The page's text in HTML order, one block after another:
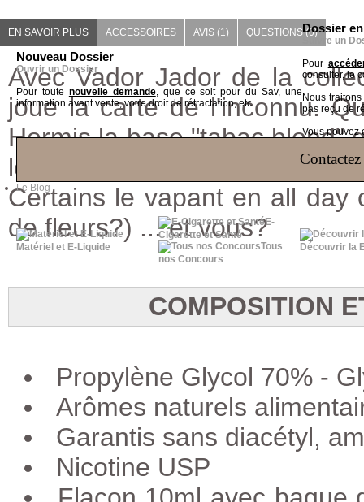
Nouveau Dossier
Ouvrir un Dossier
Pour toute nouvelle demande, que ce soit pour du Sav, une
information avant vente, votre droit de rétractation, etc
Dossier
Suivre un
Pour
consulter, le
Nous
pas reçu de
Vous pouvez
Le Blog
Matériel et E-Liquide
E-
Cigarette et Santé
Tous
nos Concours
Découvrir la
EN SAVOIR PLUS ACCESSOIRES AVIS (1) QUESTIONS(0)
Avec Vador Jador de la
joue la carte de l'inconnu.
Hormis la base "tabac blond"
le reste est un voyage à la
Certains le vapant en all day
de fleurs?) ... et vous?
COMPOSITION
Propylène Glycol 70% -
Arômes naturels
Garantis sans diacétyl,
Nicotine USP